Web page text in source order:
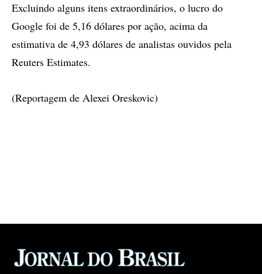
Excluindo alguns itens extraordinários, o lucro do
Google foi de 5,16 dólares por ação, acima da
estimativa de 4,93 dólares de analistas ouvidos pela
Reuters Estimates.
(Reportagem de Alexei Oreskovic)